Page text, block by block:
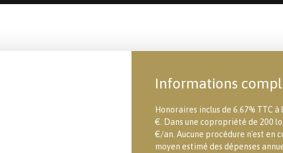
Informations
Honoraires inclus de 6.67% TTC
€. Dans une copropriété de 200
€/an. Aucune procédure n'est en
moyen estimé des dépenses